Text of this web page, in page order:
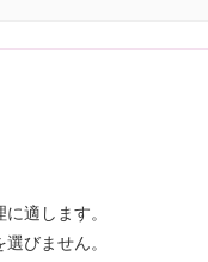
適します。
びません。